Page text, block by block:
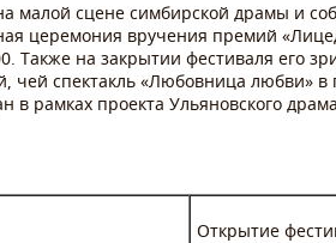
малой сцене симбирской драмы и
церемония вручения премий
Также на закрытии фестиваля его
чей спектакль «Любовница любви» в
в рамках проекта Ульяновского
Открытие